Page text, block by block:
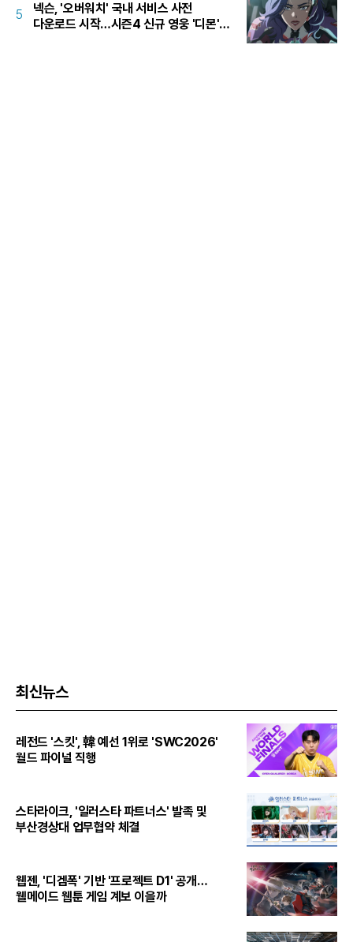
5
넥슨, '오버워치' 국내 서비스 사전
다운로드 시작…시즌4 신규 영웅 '디몬'
최신뉴스
레전드 '스킷', 韓 예선 1위로 'SWC2026'
월드 파이널 직행
스타라이크, '일러스타 파트너스' 발족 및
부산경상대 업무협약 체결
웹젠, '디겜폭' 기반 '프로젝트 D1' 공개…
웰메이드 웹툰 게임 계보 이을까